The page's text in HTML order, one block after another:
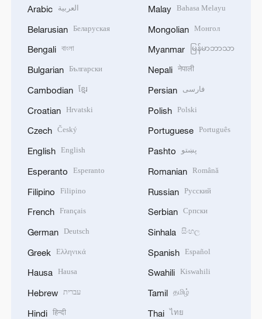
Arabic العربية
Belarusian Беларуская
Bengali বাংলা
Bulgarian Български
Cambodian ខ្មែរ
Croatian Hrvatski
Czech Český
English English
Esperanto Esperanto
Filipino Filipino
French Français
German Deutsch
Greek Ελληνικά
Hausa Hausa
Hebrew עברית
Hindi हिन्दी
Malay Bahasa Melayu
Mongolian Монгол
Myanmar မြန်မာဘာသာ
Nepali नेपाली
Persian فارسی
Polish Polski
Portuguese Português
Pashto پښتو
Romanian Română
Russian Русский
Serbian Српски
Sinhala සිංහල
Spanish Español
Swahili Kiswahili
Tamil தமிழ்
Thai ไทย